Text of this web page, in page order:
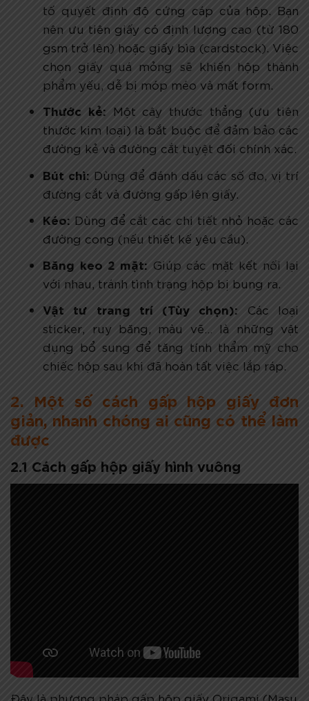
tố quyết định độ cứng cáp của hộp. Bạn
nên ưu tiên giấy có định lượng cao (từ 180
gsm trở lên) hoặc giấy bìa (cardstock). Việc
chọn giấy quá mỏng sẽ khiến hộp thành
phẩm yếu, dễ bị móp méo và mất form.
Thước kẻ: Một cây thước thẳng (ưu tiên
thước kim loại) là bắt buộc để đảm bảo các
đường kẻ và đường cắt tuyệt đối chính xác.
Bút chì: Dùng để đánh dấu các số đo, vị trí
đường cắt và đường gấp lên giấy.
Kéo: Dùng để cắt các chi tiết nhỏ hoặc các
đường cong (nếu thiết kế yêu cầu).
Băng keo 2 mặt: Giúp các mặt kết nối lại
với nhau, tránh tình trạng hộp bị bung ra.
Vật tư trang trí (Tùy chọn): Các loại
sticker, ruy băng, màu vẽ… là những vật
dụng bổ sung để tăng tính thẩm mỹ cho
chiếc hộp sau khi đã hoàn tất việc lắp ráp.
2. Một số cách gấp hộp giấy đơn
giản, nhanh chóng ai cũng có thể làm
được
2.1 Cách gấp hộp giấy hình vuông
Đây là phương pháp gấp hộp giấy Origami (Masu